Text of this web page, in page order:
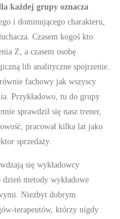
każdej grupy oznacza
i dominującego charakteru,
Czasem kogoś kto
Z, a czasem osobę
lib analityczne spojrzenie.
fachowy jak wszyscy
Przykładowo, tu do grupy
sprawdził się nasz trener,
pracował kilka lat jako
sprzedaży.
się wykładowcy
metody wykładowe
Niezbyt dobrym
terapeutów, którzy nigdy